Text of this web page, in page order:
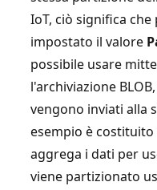
IoT, ciò significa
impostato il valore
possibile usare
l'archiviazione
vengono inviati alla
esempio è
aggrega i dati per
viene partizionato